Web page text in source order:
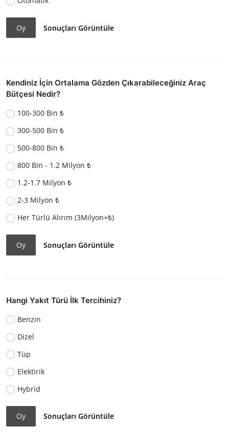
Oy Sonuçları Görüntüle
Kendiniz İçin Ortalama Gözden Çıkarabileceğiniz Araç
Bütçesi Nedir?
100-300 Bin ₺
300-500 Bin ₺
500-800 Bin ₺
800 Bin - 1.2 Milyon ₺
1.2-1.7 Milyon ₺
2-3 Milyon ₺
Her Türlü Alırım (3Milyon+₺)
Oy Sonuçları Görüntüle
Hangi Yakıt Türü İlk Tercihiniz?
Benzin
Dizel
Tüp
Elektirik
Hybrid
Oy Sonuçları Görüntüle